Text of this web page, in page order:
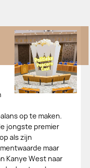
op te maken.
jongste premier
als zijn
maar
Kanye West naar